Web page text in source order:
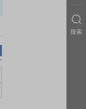
搜索